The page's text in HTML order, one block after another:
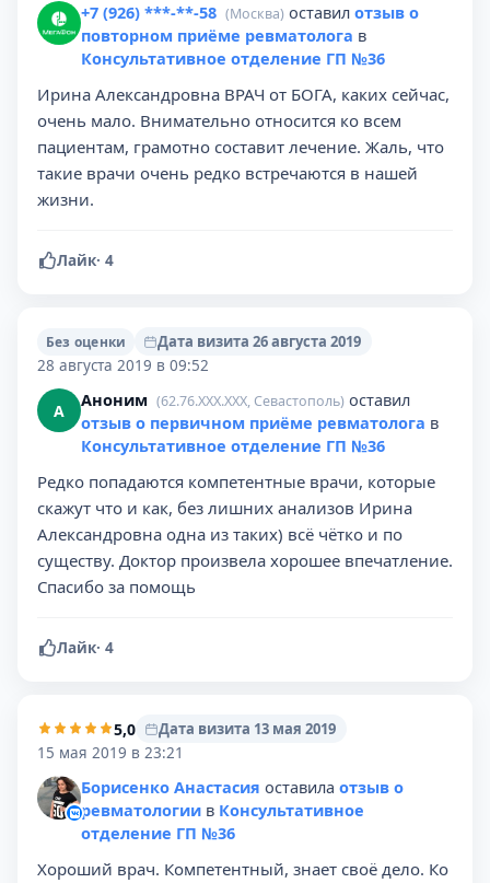
+7 (926) ***-**-58 (Москва) оставил отзыв о
повторном приёме ревматолога в
Консультативное отделение ГП №36
Ирина Александровна ВРАЧ от БОГА, каких сейчас,
очень мало. Внимательно относится ко всем
пациентам, грамотно составит лечение. Жаль, что
такие врачи очень редко встречаются в нашей
жизни.
Лайк· 4
Без оценки
Дата визита 26 августа 2019
28 августа 2019 в 09:52
А Аноним (62.76.XXX.XXX, Севастополь) оставил
отзыв о первичном приёме ревматолога в
Консультативное отделение ГП №36
Редко попадаются компетентные врачи, которые
скажут что и как, без лишних анализов Ирина
Александровна одна из таких) всё чётко и по
существу. Доктор произвела хорошее впечатление.
Спасибо за помощь
Лайк· 4
5,0
Дата визита 13 мая 2019
15 мая 2019 в 23:21
Борисенко Анастасия оставила отзыв о
ревматологии в Консультативное
отделение ГП №36
Хороший врач. Компетентный, знает своё дело. Ко